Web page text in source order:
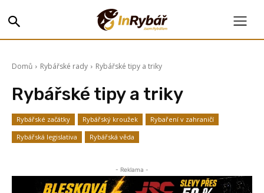
Domů Rybářské rady Rybářské tipy a triky
Rybářské tipy a triky
Rybářské začátky Rybářský kroužek
Rybaření v zahraničí
Rybářská legislativa
Rybářská věda
- Reklama -